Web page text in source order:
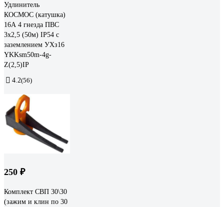
Удлинитель
КОСМОС (катушка)
16А 4 гнезда ПВС
3х2,5 (50м) IP54 с
заземлением УХз16
YKKsm50m-4g-
Z(2,5)IP
4.2(56)
250 ₽
Комплект СВП 30\30
(зажим и клин по 30